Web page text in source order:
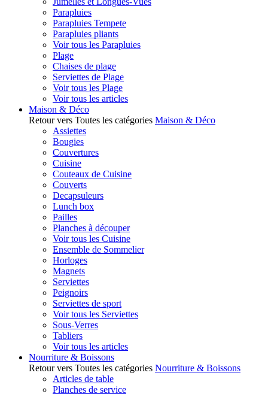
Parapluies
Parapluies Tempete
Parapluies pliants
Voir tous les Parapluies
Plage
Chaises de plage
Serviettes de Plage
Voir tous les Plage
Voir tous les articles
Maison & Déco
Retour vers Toutes les catégories Maison & Déco
Assiettes
Bougies
Couvertures
Cuisine
Couteaux de Cuisine
Couverts
Decapsuleurs
Lunch box
Pailles
Planches à découper
Voir tous les Cuisine
Ensemble de Sommelier
Horloges
Magnets
Serviettes
Peignoirs
Serviettes de sport
Voir tous les Serviettes
Sous-Verres
Tabliers
Voir tous les articles
Nourriture & Boissons
Retour vers Toutes les catégories Nourriture & Boissons
Articles de table
Planches de service